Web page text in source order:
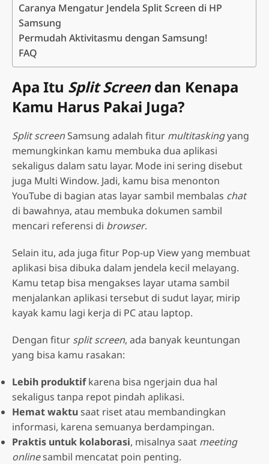
Caranya Mengatur Jendela Split Screen di HP
Samsung
Permudah Aktivitasmu dengan Samsung!
FAQ
Apa Itu Split Screendan Kenapa
Kamu Harus Pakai Juga?
Split screenSamsung adalah fitur multitaskingyang
memungkinkan kamu membuka dua aplikasi
sekaligus dalam satu layar. Mode ini sering disebut
juga Multi Window. Jadi, kamu bisa menonton
YouTube di bagian atas layar sambil membalas chat
di bawahnya, atau membuka dokumen sambil
mencari referensi di browser.
Selain itu, ada juga fitur Pop-up View yang membuat
aplikasi bisa dibuka dalam jendela kecil melayang.
Kamu tetap bisa mengakses layar utama sambil
menjalankan aplikasi tersebut di sudut layar, mirip
kayak kamu lagi kerja di PC atau laptop.
Dengan fitur split screen, ada banyak keuntungan
yang bisa kamu rasakan:
Lebih produktifkarena bisa ngerjain dua hal
sekaligus tanpa repot pindah aplikasi.
Hemat waktusaat riset atau membandingkan
informasi, karena semuanya berdampingan.
Praktis untuk kolaborasi, misalnya saat meeting
onlinesambil mencatat poin penting.